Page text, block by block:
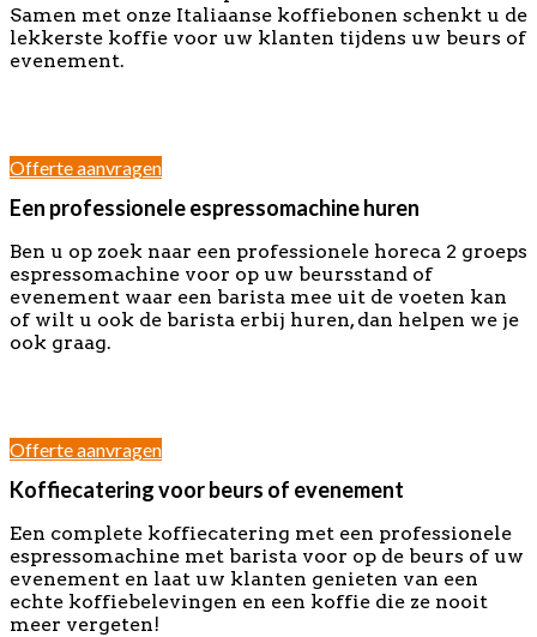
Samen met onze Italiaanse koffiebonen schenkt u de
lekkerste koffie voor uw klanten tijdens uw beurs of
evenement.
Offerte aanvragen
Een professionele espressomachine huren
Ben u op zoek naar een professionele horeca 2 groeps
espressomachine voor op uw beursstand of
evenement waar een barista mee uit de voeten kan
of wilt u ook de barista erbij huren, dan helpen we je
ook graag.
Offerte aanvragen
Koffiecatering voor beurs of evenement
Een complete koffiecatering met een professionele
espressomachine met barista voor op de beurs of uw
evenement en laat uw klanten genieten van een
echte koffiebelevingen en een koffie die ze nooit
meer vergeten!